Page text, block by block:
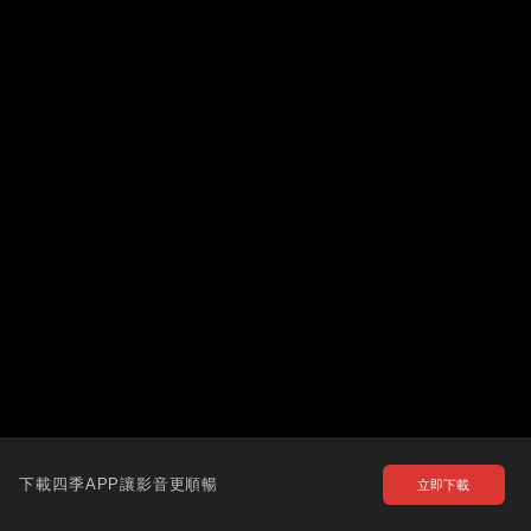
下載四季APP讓影音更順暢 立即下載